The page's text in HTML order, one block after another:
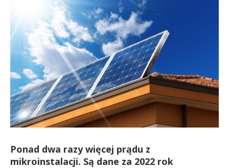
Ponad dwa razy więcej prądu z
mikroinstalacji. Są dane za 2022 rok